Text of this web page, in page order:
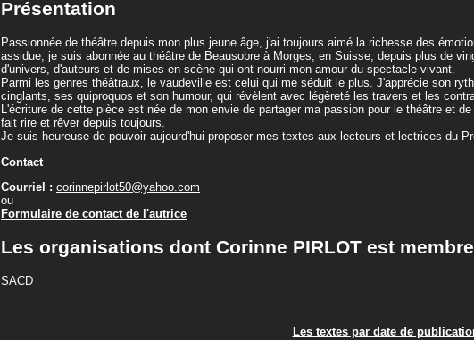
Présentation
Passionnée de théâtre depuis mon plus jeune âge, j'ai toujours aimé la richesse des
assidue, je suis abonnée au théâtre de Beausobre à Morges, en Suisse, depuis plus de
d'univers, d'auteurs et de mises en scène qui ont nourri mon amour du spectacle vivant.
Parmi les genres théâtraux, le vaudeville est celui qui me séduit le plus. J'apprécie son
cinglants, ses quiproquos et son humour, qui révèlent avec légèreté les travers et les
L'écriture de cette pièce est née de mon envie de partager ma passion pour le théâtre et
fait rire et rêver depuis toujours.
Je suis heureuse de pouvoir aujourd'hui proposer mes textes aux lecteurs et lectrices du
Contact
Courriel : corinnepirlot50@yahoo.com
ou
Formulaire de contact de l'autrice
Les organisations dont Corinne PIRLOT est membre
SACD
Les textes par date de